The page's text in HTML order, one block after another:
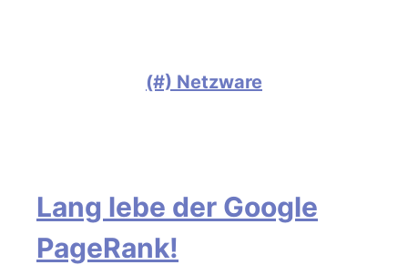
(#) Netzware
Lang lebe der Google
PageRank!